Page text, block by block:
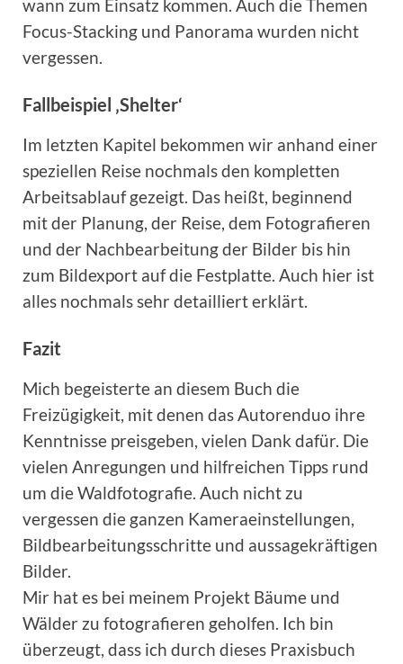
wann zum Einsatz kommen. Auch die Themen
Focus-Stacking und Panorama wurden nicht
vergessen.
Fallbeispiel ‚Shelter‘
Im letzten Kapitel bekommen wir anhand einer
speziellen Reise nochmals den kompletten
Arbeitsablauf gezeigt. Das heißt, beginnend
mit der Planung, der Reise, dem Fotografieren
und der Nachbearbeitung der Bilder bis hin
zum Bildexport auf die Festplatte. Auch hier ist
alles nochmals sehr detailliert erklärt.
Fazit
Mich begeisterte an diesem Buch die
Freizügigkeit, mit denen das Autorenduo ihre
Kenntnisse preisgeben, vielen Dank dafür. Die
vielen Anregungen und hilfreichen Tipps rund
um die Waldfotografie. Auch nicht zu
vergessen die ganzen Kameraeinstellungen,
Bildbearbeitungsschritte und aussagekräftigen
Bilder.
Mir hat es bei meinem Projekt Bäume und
Wälder zu fotografieren geholfen. Ich bin
überzeugt, dass ich durch dieses Praxisbuch